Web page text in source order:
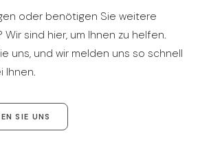
oder benötigen Sie weitere
sind hier, um Ihnen zu helfen.
uns, und wir melden uns so schnell
Ihnen.
SIE UNS